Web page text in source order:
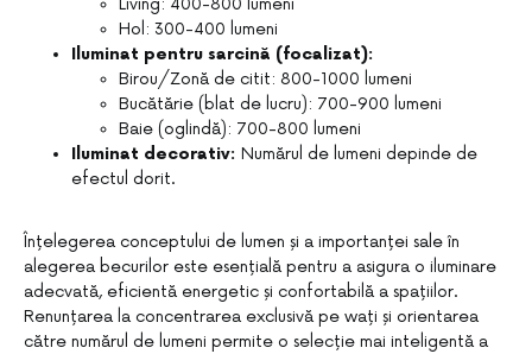
Living: 400-800 lumeni
Hol: 300-400 lumeni
Iluminat pentru sarcină (focalizat):
Birou/Zonă de citit: 800-1000 lumeni
Bucătărie (blat de lucru): 700-900 lumeni
Baie (oglindă): 700-800 lumeni
Iluminat decorativ: Numărul de lumeni depinde de
efectul dorit.
Înțelegerea conceptului de lumen și a importanței sale în
alegerea becurilor este esențială pentru a asigura o iluminare
adecvată, eficientă energetic și confortabilă a spațiilor.
Renunțarea la concentrarea exclusivă pe wați și orientarea
către numărul de lumeni permite o selecție mai inteligentă a